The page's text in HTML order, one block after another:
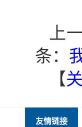
上
条：
【
友情链接